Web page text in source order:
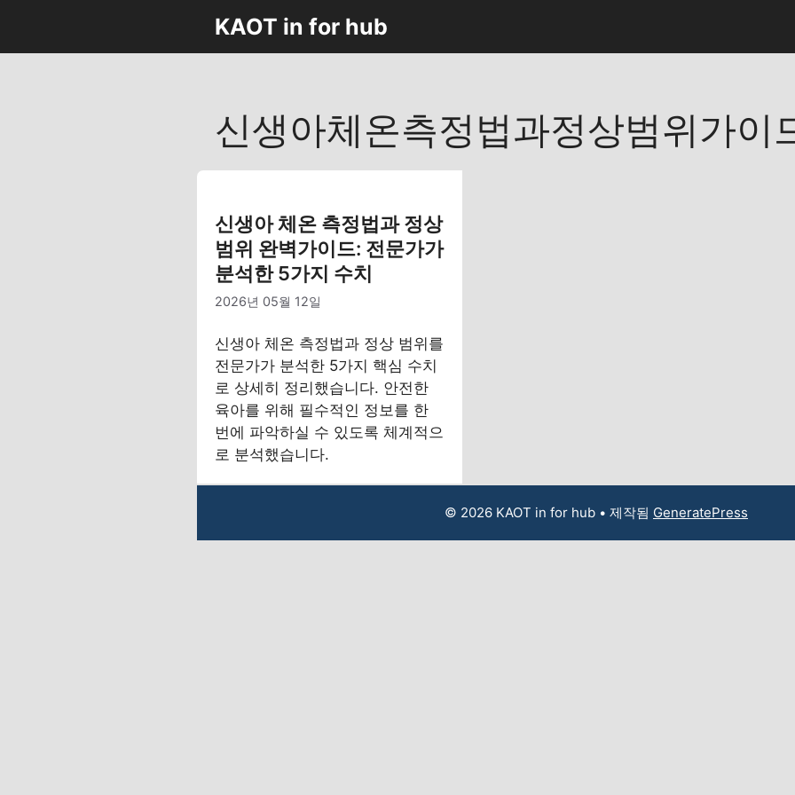
츠
KAOT in for hub
신생아체온측정법과정상범위가이
신생아 체온 측정법과 정상
범위 완벽가이드: 전문가가
분석한 5가지 수치
2026년 05월 12일
신생아 체온 측정법과 정상 범위를
전문가가 분석한 5가지 핵심 수치
로 상세히 정리했습니다. 안전한
육아를 위해 필수적인 정보를 한
번에 파악하실 수 있도록 체계적으
로 분석했습니다.
© 2026 KAOT in for hub • 제작됨 GeneratePress